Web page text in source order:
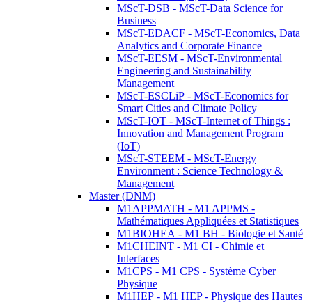
MScT-DSB - MScT-Data Science for
Business
MScT-EDACF - MScT-Economics, Data
Analytics and Corporate Finance
MScT-EESM - MScT-Environmental
Engineering and Sustainability
Management
MScT-ESCLiP - MScT-Economics for
Smart Cities and Climate Policy
MScT-IOT - MScT-Internet of Things :
Innovation and Management Program
(IoT)
MScT-STEEM - MScT-Energy
Environment : Science Technology &
Management
Master (DNM)
M1APPMATH - M1 APPMS -
Mathématiques Appliquées et Statistiques
M1BIOHEA - M1 BH - Biologie et Santé
M1CHEINT - M1 CI - Chimie et
Interfaces
M1CPS - M1 CPS - Système Cyber
Physique
M1HEP - M1 HEP - Physique des Hautes